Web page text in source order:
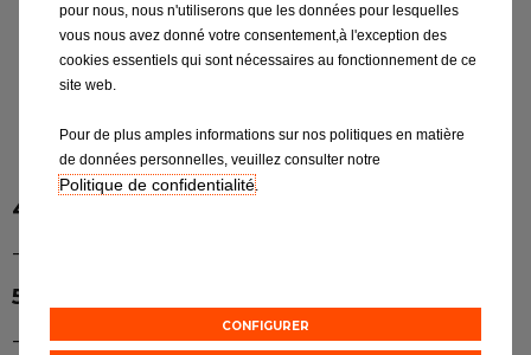
4. Outils
- Un large choix d’outils pour vous épauler
5. Accompagnement et animation
- Un soutien logistique et technique efficace
pour nous, nous n'utiliserons que les données pour lesquelles
vous nous avez donné votre consentement,à l'exception des
cookies essentiels qui sont nécessaires au fonctionnement de ce
site web.
Pour de plus amples informations sur nos politiques en matière
de données personnelles, veuillez consulter notre
Politique de confidentialité.
CONFIGURER